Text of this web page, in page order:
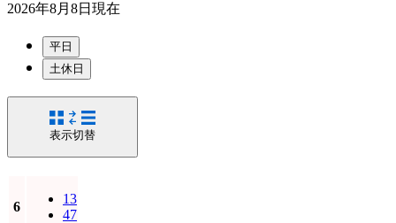
2026年8月8日 現在
平日
土休日
表示切替
6
13
47